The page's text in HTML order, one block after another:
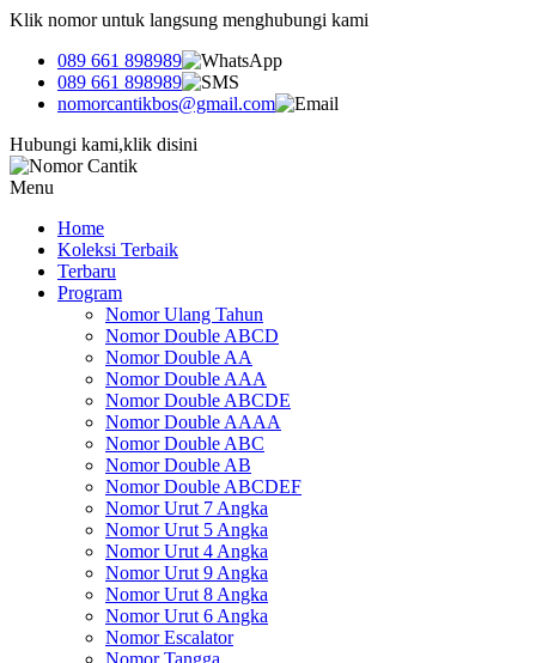
Klik nomor untuk langsung menghubungi kami
089 661 898989
089 661 898989
nomorcantikbos@gmail.com
Hubungi kami,klik disini
Menu
Home
Koleksi Terbaik
Terbaru
Program
Nomor Ulang Tahun
Nomor Double ABCD
Nomor Double AA
Nomor Double AAA
Nomor Double ABCDE
Nomor Double AAAA
Nomor Double ABC
Nomor Double AB
Nomor Double ABCDEF
Nomor Urut 7 Angka
Nomor Urut 5 Angka
Nomor Urut 4 Angka
Nomor Urut 9 Angka
Nomor Urut 8 Angka
Nomor Urut 6 Angka
Nomor Escalator
Nomor Tangga